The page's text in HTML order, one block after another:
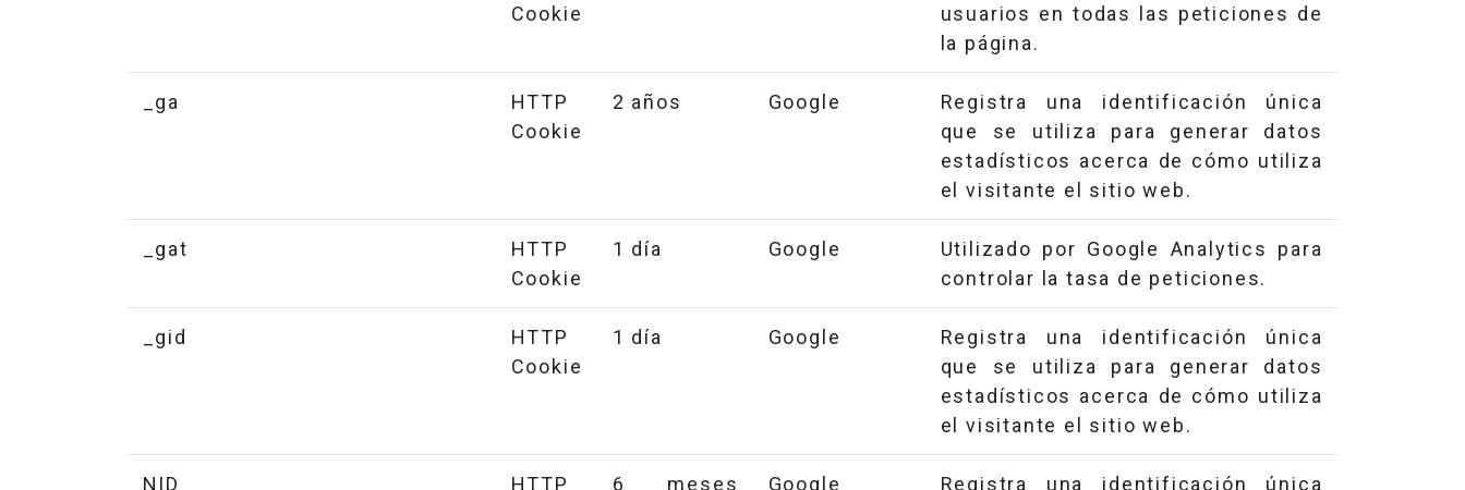
Cookie
usuarios en todas las peticiones de
la página.
_ga
HTTP
Cookie
2 años Google
Registra una identificación única
que se utiliza para generar datos
estadísticos acerca de cómo utiliza
el visitante el sitio web.
_gat
HTTP
Cookie
1 día Google
Utilizado por Google Analytics para
controlar la tasa de peticiones.
_gid
HTTP
Cookie
1 día Google
Registra una identificación única
que se utiliza para generar datos
estadísticos acerca de cómo utiliza
el visitante el sitio web.
NID HTTP
6 meses
Google
Registra una identificación única